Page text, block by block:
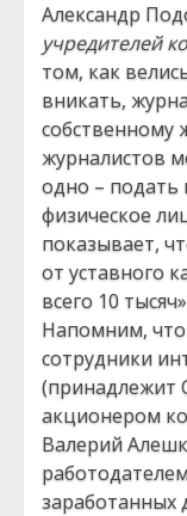
Александр
учредителей
том, как
вникать,
собственному
журналистов
одно – подать
физическое
показывает,
от уставного
всего 10
Напомним, что
сотрудники
(принадлежит
акционером
Валерий
заработанных